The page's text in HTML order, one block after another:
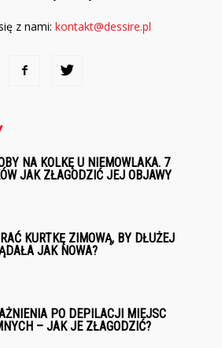
z nami: kontakt@dessire.pl
NA KOLKĘ U NIEMOWLAKA. 7
JAK ZŁAGODZIĆ JEJ OBJAWY
KURTKĘ ZIMOWĄ, BY DŁUŻEJ
JAK NOWA?
PO DEPILACJI MIEJSC
– JAK JE ZŁAGODZIĆ?